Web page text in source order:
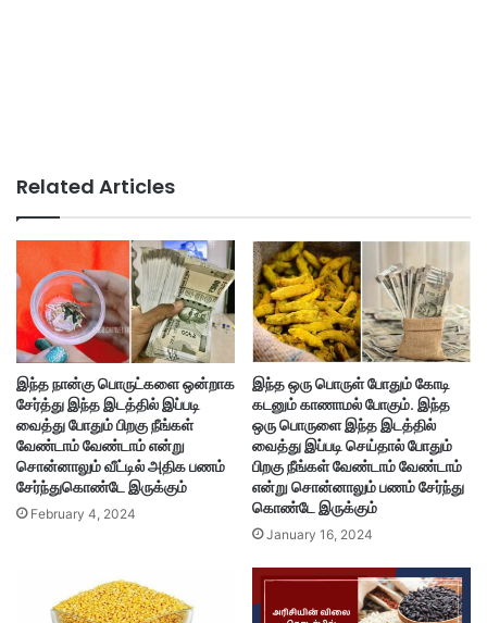
Related Articles
இந்த நான்கு பொருட்களை ஒன்றாக
சேர்த்து இந்த இடத்தில் இப்படி
வைத்து போதும் பிறகு நீங்கள்
வேண்டாம் வேண்டாம் என்று
சொன்னாலும் வீட்டில் அதிக பணம்
சேர்ந்துகொண்டே இருக்கும்
February 4, 2024
இந்த ஒரு பொருள் போதும் கோடி
கடனும் காணாமல் போகும். இந்த
ஒரு பொருளை இந்த இடத்தில்
வைத்து இப்படி செய்தால் போதும்
பிறகு நீங்கள் வேண்டாம் வேண்டாம்
என்று சொன்னாலும் பணம் சேர்ந்து
கொண்டே இருக்கும்
January 16, 2024